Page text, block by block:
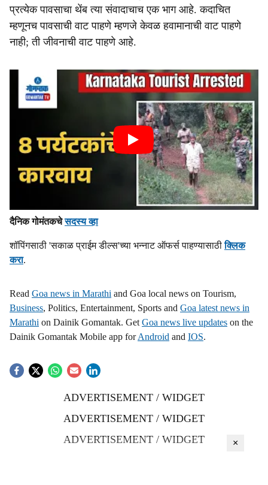
प्रत्येक पावसाचा थेंब त्या संवादाचाच एक भाग आहे. कदाचित
म्हणूनच पावसाची वाट पाहणे म्हणजे केवळ हवामानाची वाट पाहणे
नाही; ती जीवनाची वाट पाहणे आहे.
दैनिक गोमंतकचेसदस्य व्हा
शॉपिंगसाठी 'सकाळ प्राईम डील्स'च्या भन्नाट ऑफर्स पाहण्यासाठीक्लिक
करा.
Read Goa news in Marathi and Goa local news on Tourism,
Business, Politics, Entertainment, Sports and Goa latest news in
Marathi on Dainik Gomantak. Get Goa news live updates on the
Dainik Gomantak Mobile app forAndroid and IOS.
ADVERTISEMENT / WIDGET
ADVERTISEMENT / WIDGET
ADVERTISEMENT / WIDGET
×